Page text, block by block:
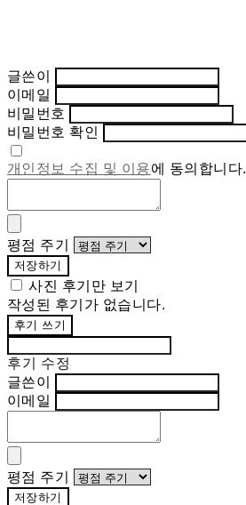
글쓴이
이메일
비밀번호
비밀번호 확인
개인정보 수집 및 이용에 동의합니다.
평점 주기
저장하기
사진 후기만 보기
작성된 후기가 없습니다.
후기 쓰기
후기 수정
글쓴이
이메일
평점 주기
저장하기